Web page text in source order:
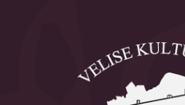
Avaleht